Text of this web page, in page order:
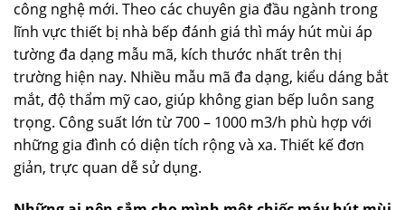
công nghệ mới. Theo các chuyên gia đầu ngành trong
lĩnh vực thiết bị nhà bếp đánh giá thì máy hút mùi áp
tường đa dạng mẫu mã, kích thước nhất trên thị
trường hiện nay. Nhiều mẫu mã đa dạng, kiểu dáng bắt
mắt, độ thẩm mỹ cao, giúp không gian bếp luôn sang
trọng. Công suất lớn từ 700 – 1000 m3/h phù hợp với
những gia đình có diện tích rộng và xa. Thiết kế đơn
giản, trực quan dễ sử dụng.